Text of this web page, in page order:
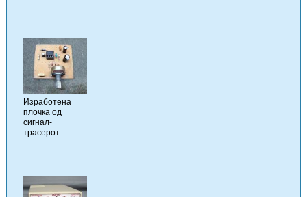
Изработена
плочка од
сигнал-
трасерот